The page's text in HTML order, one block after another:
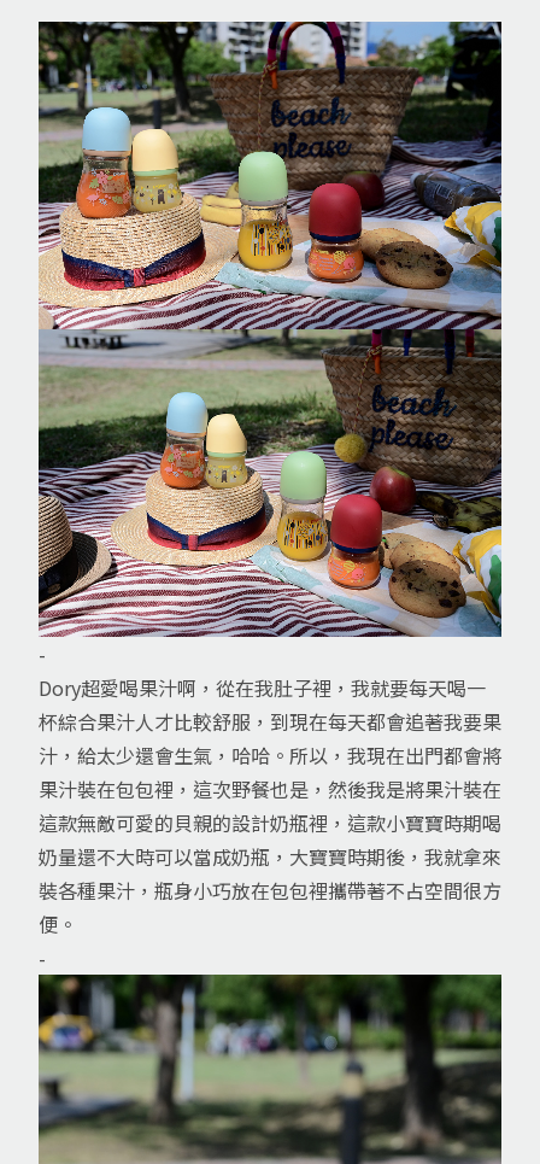
-
Dory超愛喝果汁啊，從在我肚子裡，我就要每天喝一
杯綜合果汁人才比較舒服，到現在每天都會追著我要果
汁，給太少還會生氣，哈哈。所以，我現在出門都會將
果汁裝在包包裡，這次野餐也是，然後我是將果汁裝在
這款無敵可愛的貝親的設計奶瓶裡，這款小寶寶時期喝
奶量還不大時可以當成奶瓶，大寶寶時期後，我就拿來
裝各種果汁，瓶身小巧放在包包裡攜帶著不占空間很方
便。
-